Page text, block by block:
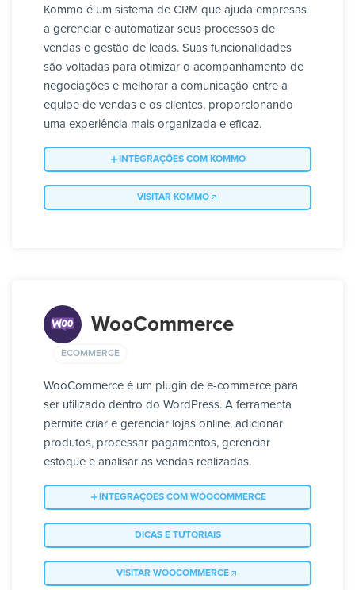
Kommo é um sistema de CRM que ajuda empresas
a gerenciar e automatizar seus processos de
vendas e gestão de leads. Suas funcionalidades
são voltadas para otimizar o acompanhamento de
negociações e melhorar a comunicação entre a
equipe de vendas e os clientes, proporcionando
uma experiência mais organizada e eficaz.
INTEGRAÇÕES COM KOMMO
VISITAR KOMMO
WooCommerce
ECOMMERCE
WooCommerce é um plugin de e-commerce para
ser utilizado dentro do WordPress. A ferramenta
permite criar e gerenciar lojas online, adicionar
produtos, processar pagamentos, gerenciar
estoque e analisar as vendas realizadas.
INTEGRAÇÕES COM WOOCOMMERCE
DICAS E TUTORIAIS
VISITAR WOOCOMMERCE